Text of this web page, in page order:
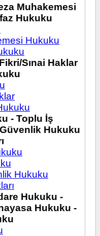
Muhakemesi
Hukuku
Hukuku
Sınai Haklar
- Toplu İş
Hukuku
Hukuku
Hukuku -
Hukuku -